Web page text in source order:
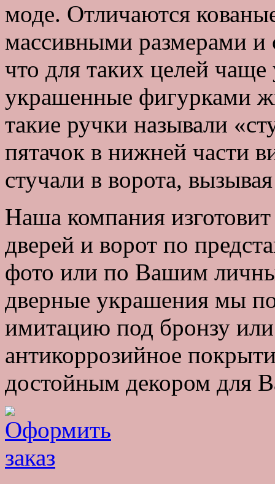
моде. Отличаются
массивными размерами и
что для таких целей
украшенные фигурками
такие ручки называли
пятачок в нижней части
стучали в ворота,
Наша компания
дверей и ворот по
фото или по Вашим
дверные украшения мы
имитацию под бронзу или
антикоррозийное
достойным декором для